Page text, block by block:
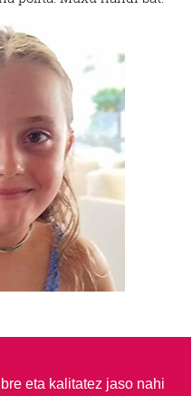
eta kalitatez jaso nahi